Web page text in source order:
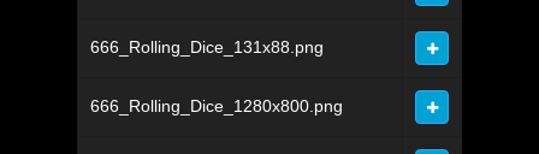
666_Rolling_Dice_131x88.png
666_Rolling_Dice_1280x800.png